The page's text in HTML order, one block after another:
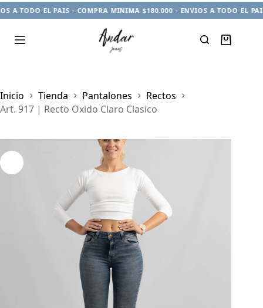
EL PAIS - COMPRA MINIMA $180.000 - ENVIOS A TODO EL PAIS -
Carro
Inicio
Tienda Pantalones
Rectos
Art. 917 | Recto Oxido Claro Clasico